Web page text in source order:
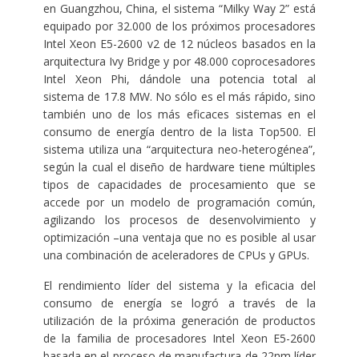
en Guangzhou, China, el sistema “Milky Way 2” está
equipado por 32.000 de los próximos procesadores
Intel Xeon E5-2600 v2 de 12 núcleos basados en la
arquitectura Ivy Bridge y por 48.000 coprocesadores
Intel Xeon Phi, dándole una potencia total al
sistema de 17.8 MW. No sólo es el más rápido, sino
también uno de los más eficaces sistemas en el
consumo de energía dentro de la lista Top500. El
sistema utiliza una “arquitectura neo-heterogénea”,
según la cual el diseño de hardware tiene múltiples
tipos de capacidades de procesamiento que se
accede por un modelo de programación común,
agilizando los procesos de desenvolvimiento y
optimización –una ventaja que no es posible al usar
una combinación de aceleradores de CPUs y GPUs.
El rendimiento líder del sistema y la eficacia del
consumo de energía se logró a través de la
utilización de la próxima generación de productos
de la familia de procesadores Intel Xeon E5-2600